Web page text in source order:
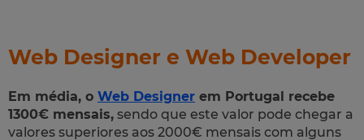
Web Designer e Web Developer
Em média, o Web Designer em Portugal recebe
1300€ mensais, sendo que este valor pode chegar a
valores superiores aos 2000€ mensais com alguns